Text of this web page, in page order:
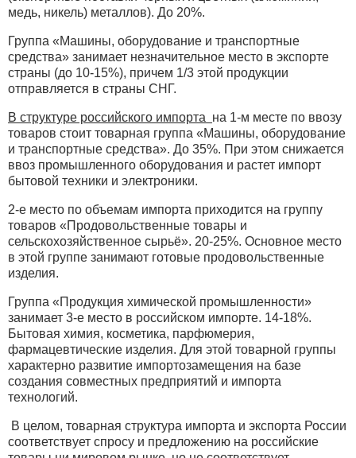
медь, никель) металлов). До 20%.
Группа «Машины, оборудование и транспортные
средства» занимает незначительное место в экспорте
страны (до 10-15%), причем 1/3 этой продукции
отправляется в страны СНГ.
В структуре российского импорта на 1-м месте по ввозу
товаров стоит товарная группа «Машины, оборудование
и транспортные средства». До 35%. При этом снижается
ввоз промышленного оборудования и растет импорт
бытовой техники и электроники.
2-е место по объемам импорта приходится на группу
товаров «Продовольственные товары и
сельскохозяйственное сырьё». 20-25%. Основное место
в этой группе занимают готовые продовольственные
изделия.
Группа «Продукция химической промышленности»
занимает 3-е место в российском импорте. 14-18%.
Бытовая химия, косметика, парфюмерия,
фармацевтические изделия. Для этой товарной группы
характерно развитие импортозамещения на базе
создания совместных предприятий и импорта
технологий.
В целом, товарная структура импорта и экспорта России
соответствует спросу и предложению на российские